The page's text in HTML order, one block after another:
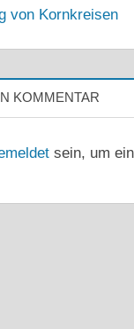
von Kornkreisen
KOMMENTAR
sein, um